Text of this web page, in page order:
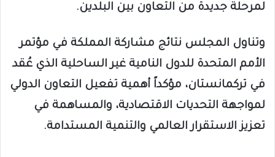
لمرحلة جديدة من التعاون بين البلدين.
وتناول المجلس نتائج مشاركة المملكة في مؤتمر
الأمم المتحدة للدول النامية غير الساحلية الذي عُقد
في تركمانستان، مؤكداً أهمية تفعيل التعاون الدولي
لمواجهة التحديات الاقتصادية، والمساهمة في
تعزيز الاستقرار العالمي والتنمية المستدامة.